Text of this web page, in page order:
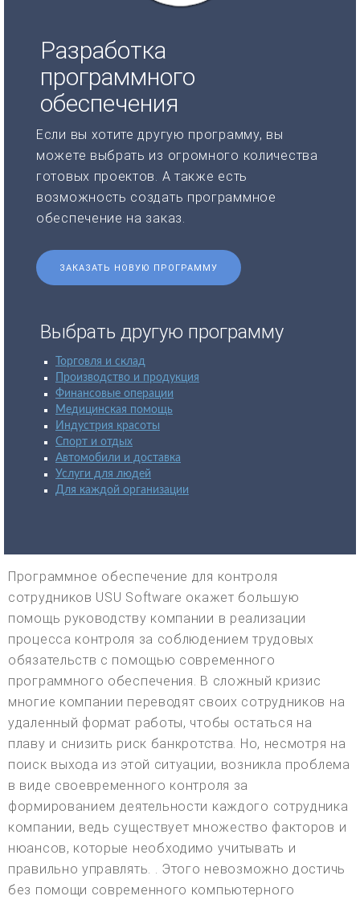
Разработка
программного
обеспечения
Если вы хотите другую программу, вы
можете выбрать из огромного количества
готовых проектов. А также есть
возможность создать программное
обеспечение на заказ.
ЗАКАЗАТЬ НОВУЮ ПРОГРАММУ
Выбрать другую программу
Торговля и склад
Производство и продукция
Финансовые операции
Медицинская помощь
Индустрия красоты
Спорт и отдых
Автомобили и доставка
Услуги для людей
Для каждой организации
Программное обеспечение для контроля
сотрудников USU Software окажет большую
помощь руководству компании в реализации
процесса контроля за соблюдением трудовых
обязательств с помощью современного
программного обеспечения. В сложный кризис
многие компании переводят своих сотрудников на
удаленный формат работы, чтобы остаться на
плаву и снизить риск банкротства. Но, несмотря на
поиск выхода из этой ситуации, возникла проблема
в виде своевременного контроля за
формированием деятельности каждого сотрудника
компании, ведь существует множество факторов и
нюансов, которые необходимо учитывать и
правильно управлять. . Этого невозможно достичь
без помощи современного компьютерного